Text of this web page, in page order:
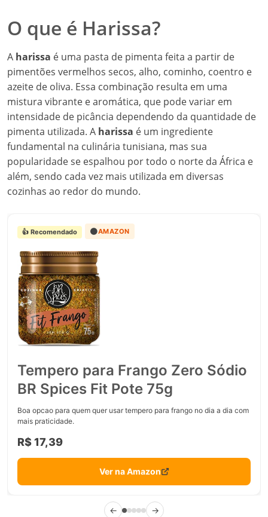
O que é Harissa?
A harissa é uma pasta de pimenta feita a partir de
pimentões vermelhos secos, alho, cominho, coentro e
azeite de oliva. Essa combinação resulta em uma
mistura vibrante e aromática, que pode variar em
intensidade de picância dependendo da quantidade de
pimenta utilizada. A harissa é um ingrediente
fundamental na culinária tunisiana, mas sua
popularidade se espalhou por todo o norte da África e
além, sendo cada vez mais utilizada em diversas
cozinhas ao redor do mundo.
👍 Recomendado 🟠AMAZON
Tempero para Frango Zero Sódio
BR Spices Fit Pote 75g
Boa opcao para quem quer usar tempero para frango no dia a dia com
mais praticidade.
R$ 17,39
Ver na Amazon
← →